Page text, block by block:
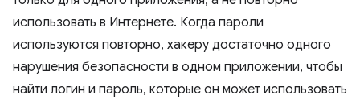
использовать в Интернете. Когда пароли
используются повторно, хакеру достаточно одного
нарушения безопасности в одном приложении, чтобы
найти логин и пароль, которые он может использовать